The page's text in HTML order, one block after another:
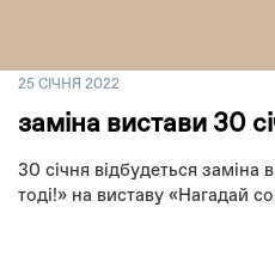
25 СІЧНЯ 2022
заміна вистави 30
30 січня відбудеться
тоді!» на виставу «Нагадай